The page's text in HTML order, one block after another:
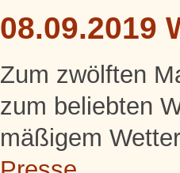
08.09.2019
Zum zwölften
zum beliebten
mäßigem